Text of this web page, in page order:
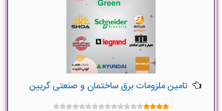
تامین ملزومات برق ساختمان و صنعتی گریین